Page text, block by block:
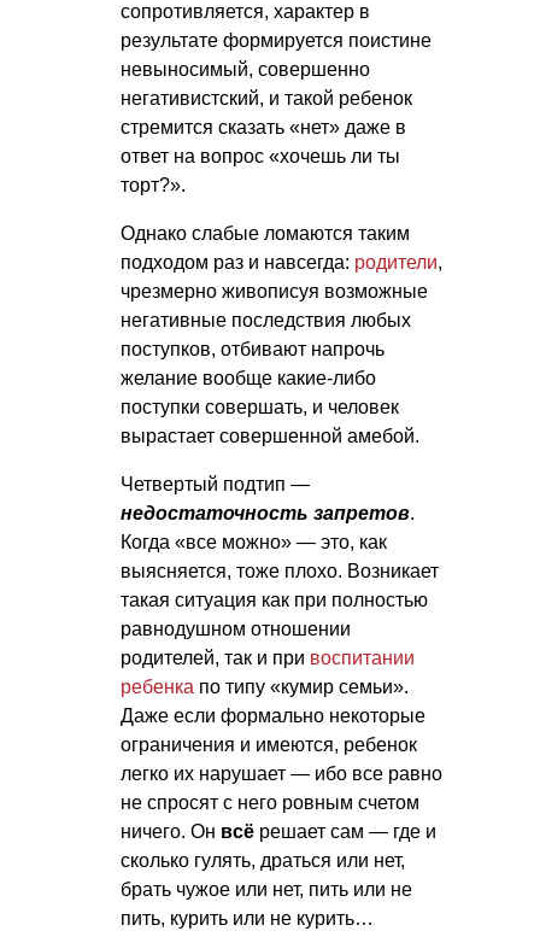
сопротивляется, характер в
результате формируется поистине
невыносимый, совершенно
негативистский, и такой ребенок
стремится сказать «нет» даже в
ответ на вопрос «хочешь ли ты
торт?».
Однако слабые ломаются таким
подходом раз и навсегда: родители,
чрезмерно живописуя возможные
негативные последствия любых
поступков, отбивают напрочь
желание вообще какие-либо
поступки совершать, и человек
вырастает совершенной амебой.
Четвертый подтип —
недостаточность запретов.
Когда «все можно» — это, как
выясняется, тоже плохо. Возникает
такая ситуация как при полностью
равнодушном отношении
родителей, так и при воспитании
ребенка по типу «кумир семьи».
Даже если формально некоторые
ограничения и имеются, ребенок
легко их нарушает — ибо все равно
не спросят с него ровным счетом
ничего. Он всё решает сам — где и
сколько гулять, драться или нет,
брать чужое или нет, пить или не
пить, курить или не курить…